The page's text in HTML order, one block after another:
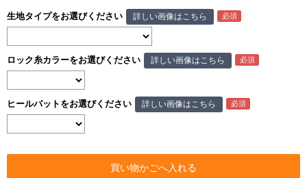
生地タイプをお選びください 詳しい画像はこちら
ロック糸カラーをお選びください 詳しい画像はこちら
ヒールパットをお選びください 詳しい画像はこちら